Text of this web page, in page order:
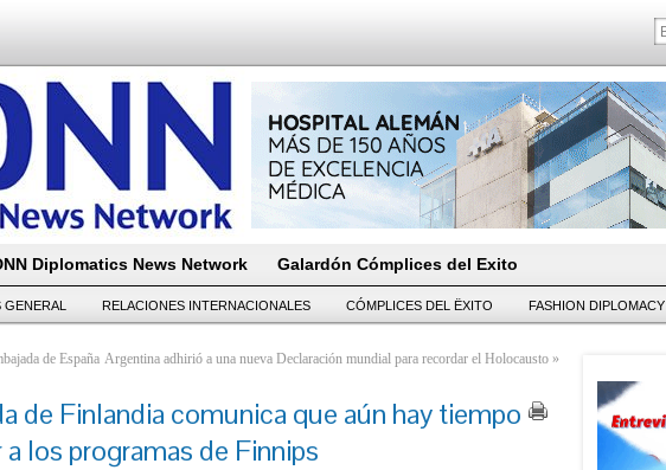
Diplomatics News Network Galardón Cómplices del Exito
GENERAL RELACIONES INTERNACIONALES CÓMPLICES DEL ËXITO FASHION DIPLOMACY
de España Argentina adhirió a una nueva Declaración mundial para recordar el Holocausto »
de Finlandia comunica que aún hay tiempo
a los programas de Finnips